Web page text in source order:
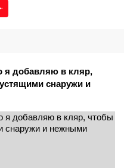
я добавляю в кляр,
снаружи и